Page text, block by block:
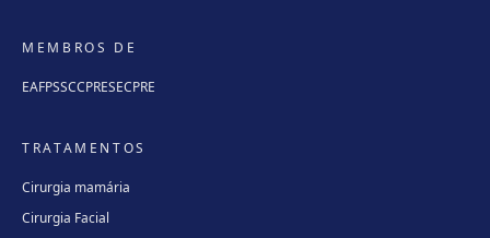
MEMBROS DE
EAFPSSCCPRESECPRE
TRATAMENTOS
Cirurgia mamária
Cirurgia Facial